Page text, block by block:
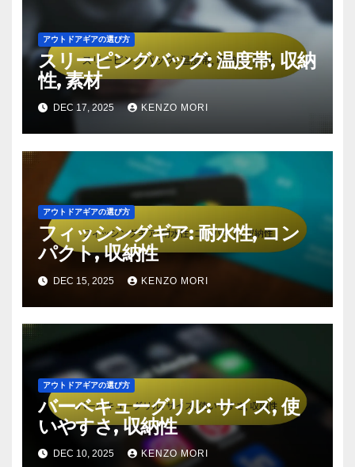
アウトドアギアの選び方
スリーピングバッグ: 温度帯, 収納
性, 素材
DEC 17, 2025 KENZO MORI
アウトドアギアの選び方
フィッシングギア: 耐水性, コン
パクト, 収納性
DEC 15, 2025 KENZO MORI
アウトドアギアの選び方
バーベキューグリル: サイズ, 使
いやすさ, 収納性
DEC 10, 2025 KENZO MORI